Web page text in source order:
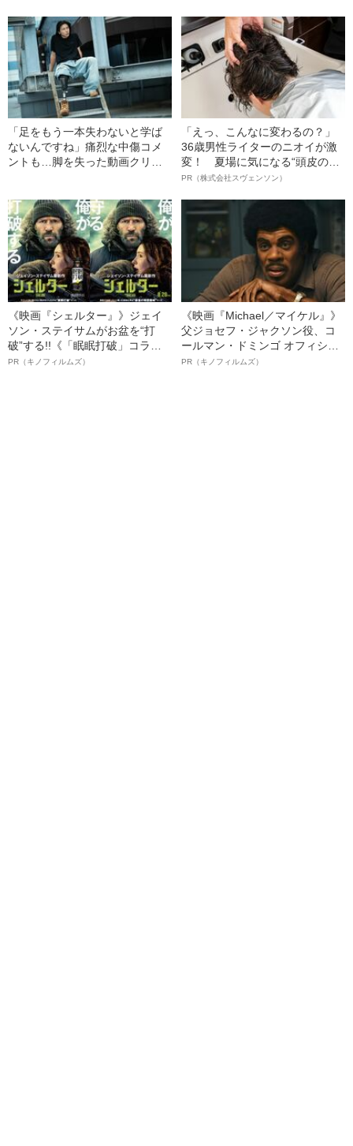
運がいい」と言えるワケ
「足をもう一本失わないと学ば
ないんですね」痛烈な中傷コメ
ントも…脚を失った動画クリエ
「えっ、こんなに変わるの？」
36歳男性ライターのニオイが激
変！ 夏場に気になる“頭皮のニ
オイ”や“ベタつき”を解消す
ト”が生み出した徹底ケアとは
PR（株式会社スヴェンソン）
《映画『シェルター』》ジェイ
ソン・ステイサムがお盆を“打
破”する!!《「眠眠打破」コラ
ボ》
PR（キノフィルムズ）
《映画『Michael／マイケル』》
父ジョセフ・ジャクソン役、コ
ールマン・ドミンゴ オフィシャ
ルインタビュー“観客を魅了した
PR（キノフィルムズ）